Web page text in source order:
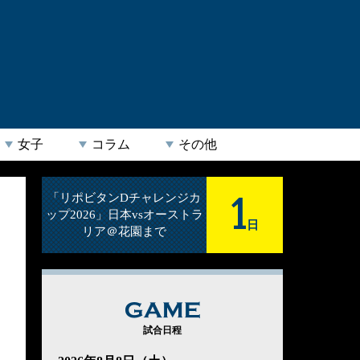
女子 コラム その他
「リポビタンDチャレンジカ
ップ2026」日本vsオーストラ
リア＠花園まで
1 日
GAME
試合日程